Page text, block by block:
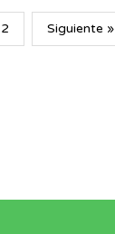
2 Siguiente »